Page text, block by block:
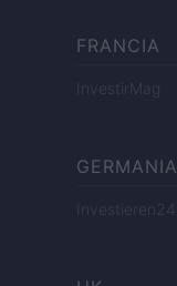
FRANCIA
InvestirMag
GERMANIA
Investieren24